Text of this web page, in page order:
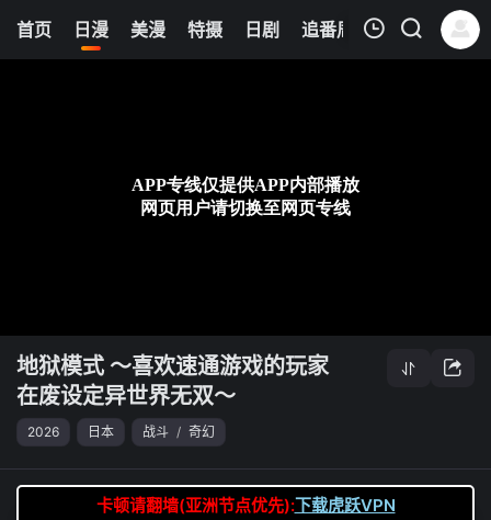
首页 日漫 美漫 特摄 日剧 追番周表 今日更新
0
清空
地狱模式 ～喜欢速通游戏的玩家
在废设定异世界无双～
2026 日本 战斗 / 奇幻
卡顿请翻墙(亚洲节点优先):下载虎跃VPN